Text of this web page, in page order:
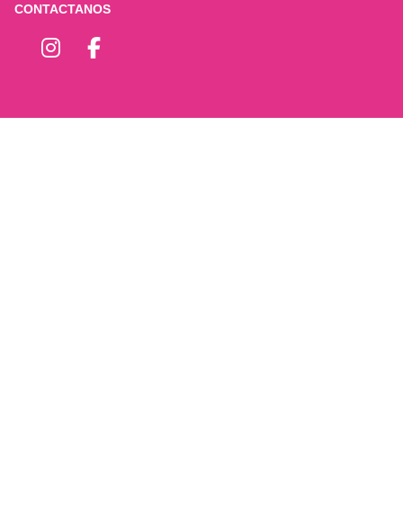
CONTACTANOS